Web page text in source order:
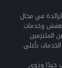
في مجال
وخدمات
الملتزمين
بأعلى
جيدًا وذوي